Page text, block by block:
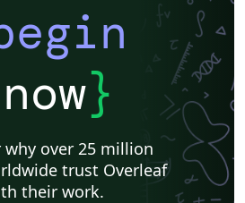
now}
why over 25 million
trust Overleaf
their work.